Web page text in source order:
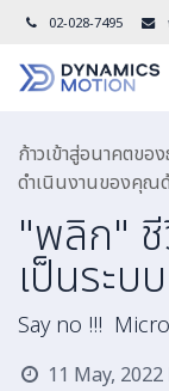
02-028-7495
ก้าวเข้าสู่อนาคตขอ
ดำเนินงานของคุณ
"พลิก"
เป็นระบ
Say no !!!
11 May, 2022